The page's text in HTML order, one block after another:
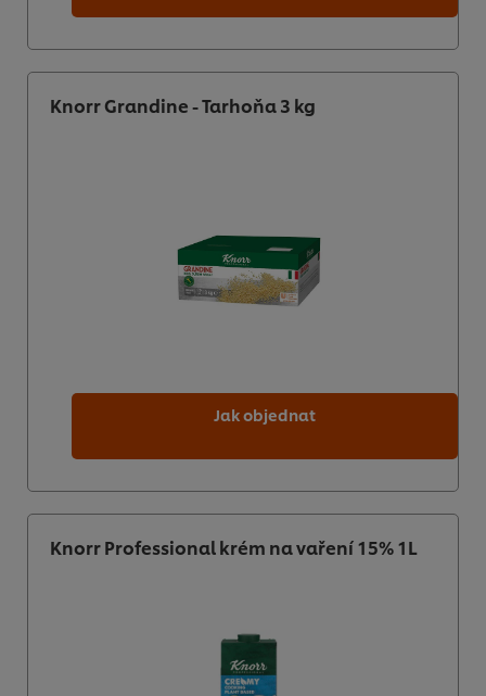
Knorr Grandine - Tarhoňa 3 kg
Jak objednat
Knorr Professional krém na vaření 15% 1L